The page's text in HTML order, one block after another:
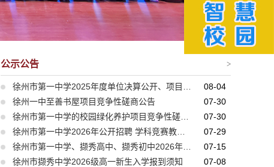
公示公告 >
08-04
徐州一中至善书屋项目竞争性磋商公告
07-30
07-30
07-29
07-15
徐州市撷秀中学2026级高一新生入学报到须知
07-08